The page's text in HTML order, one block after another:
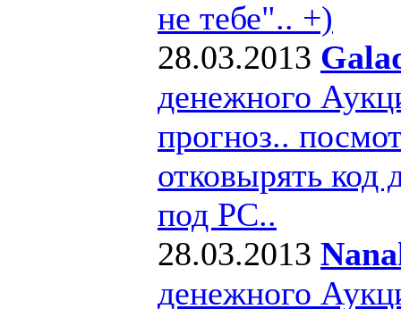
не тебе".. +)
28.03.2013
денежного
прогноз..
отковырять код
под РС..
28.03.2013
денежного